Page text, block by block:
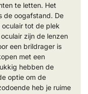
te letten. Het
de oogafstand. De
tot de plek
zijn de lenzen
een brildrager is
met een
hebben de
optie om de
heb je ruime